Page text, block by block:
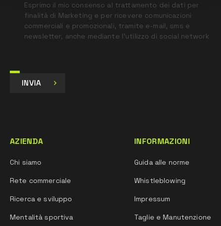
Esprimo il mio consenso al trattamento dei dati per
finalità di Marketing e per ricevere comunicazioni
commerciali e promozionali, tramite e-mail, sms e
newsletter, anche mediante l’utilizzo di social network
INVIA
AZIENDA
Chi siamo
Rete commerciale
Ricerca e sviluppo
Mentalità sportiva
INFORMAZIONI
Guida alle norme
Whistleblowing
Impressum
Taglie e Manutenzione